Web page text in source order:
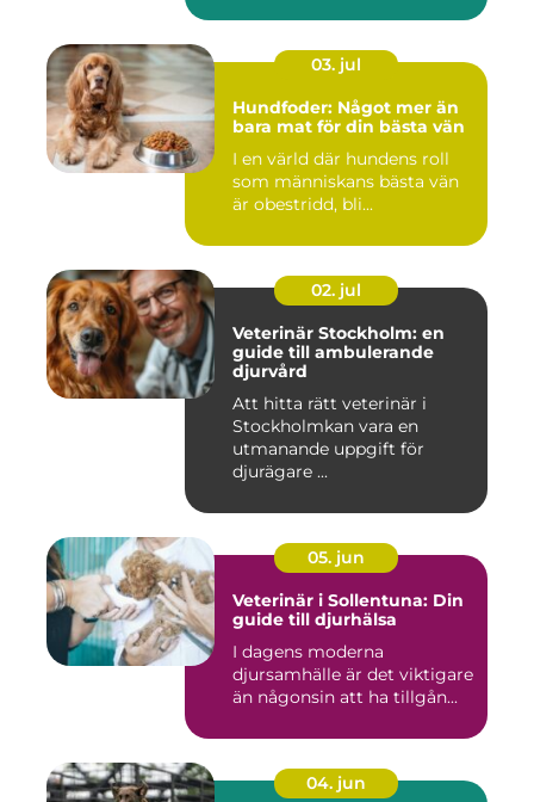
03. jul
Hundfoder: Något mer än
bara mat för din bästa vän
I en värld där hundens roll
som människans bästa vän
är obestridd, bli...
02. jul
Veterinär Stockholm: en
guide till ambulerande
djurvård
Att hitta rätt veterinär i
Stockholmkan vara en
utmanande uppgift för
djurägare ...
05. jun
Veterinär i Sollentuna: Din
guide till djurhälsa
I dagens moderna
djursamhälle är det viktigare
än någonsin att ha tillgån...
04. jun